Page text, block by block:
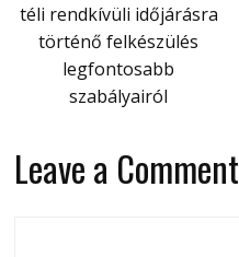
téli rendkívüli időjárásra
történő felkészülés
legfontosabb
szabályairól
Leave a Comment